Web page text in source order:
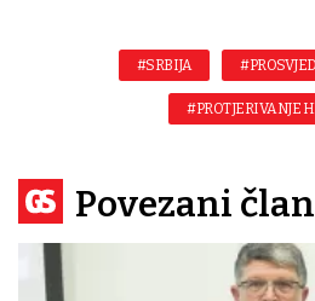
#SRBIJA
#PROTJERIVANJE
Povezani